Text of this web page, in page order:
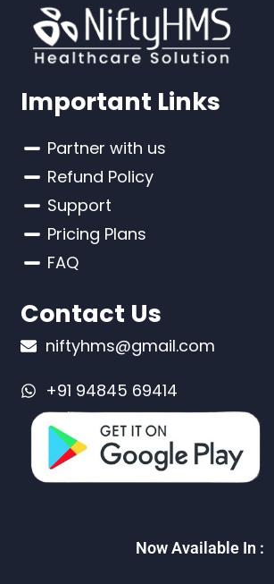
Important Links
Partner with us
Refund Policy
Support
Pricing Plans
FAQ
Contact Us
niftyhms@gmail.com
+91 94845 69414
Now Available In :